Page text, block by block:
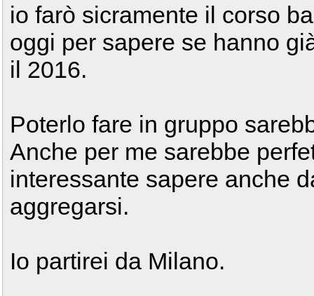
io farò sicramente il corso
oggi per sapere se hanno
il 2016.
Poterlo fare in gruppo
Anche per me sarebbe
interessante sapere anche
aggregarsi.
Io partirei da Milano.